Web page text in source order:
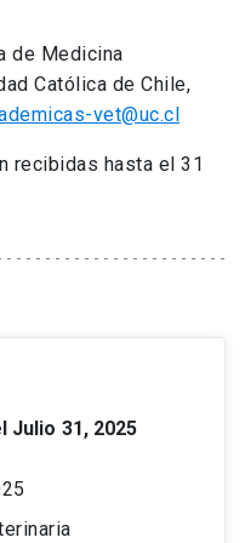
de Medicina
Católica de Chile,
vet@uc.cl
recibidas hasta el 31
Julio 31, 2025